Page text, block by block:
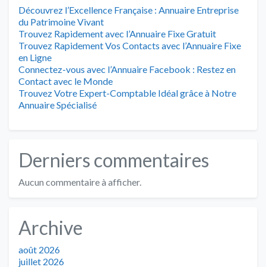
Découvrez l’Excellence Française : Annuaire Entreprise
du Patrimoine Vivant
Trouvez Rapidement avec l’Annuaire Fixe Gratuit
Trouvez Rapidement Vos Contacts avec l’Annuaire Fixe
en Ligne
Connectez-vous avec l’Annuaire Facebook : Restez en
Contact avec le Monde
Trouvez Votre Expert-Comptable Idéal grâce à Notre
Annuaire Spécialisé
Derniers commentaires
Aucun commentaire à afficher.
Archive
août 2026
juillet 2026